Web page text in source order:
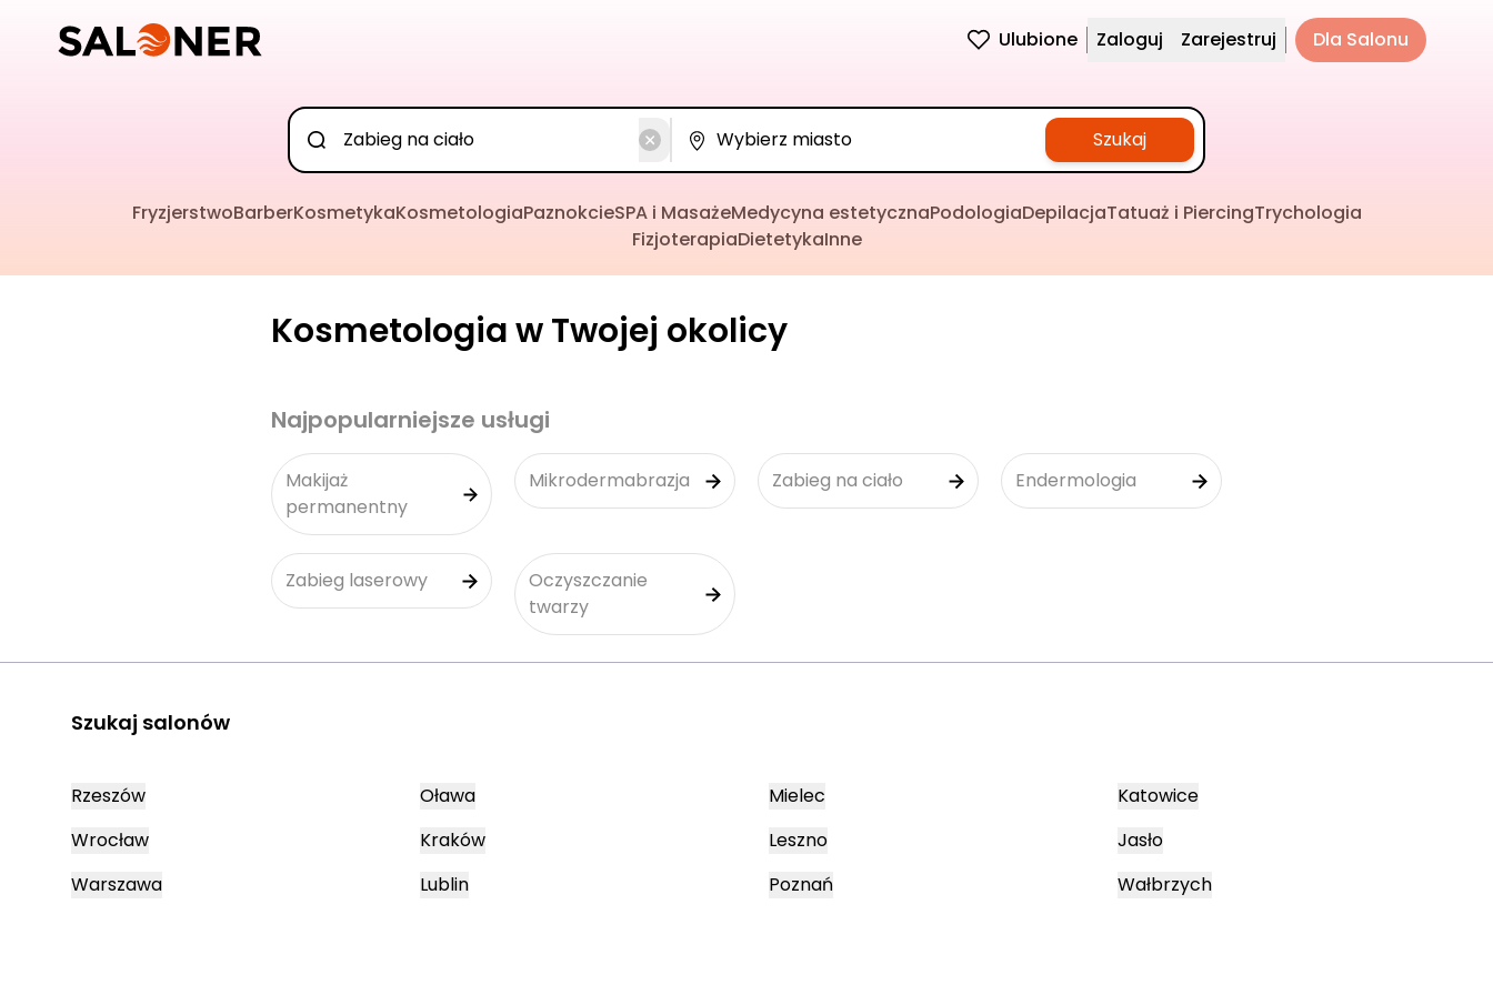
Ulubione Zaloguj Zarejestruj Dla Salonu
Szukaj
FryzjerstwoBarberKosmetykaKosmetologiaPaznokcieSPA i MasażeMedycyna estetycznaPodologiaDepilacjaTatuaż i PiercingTrychologia
FizjoterapiaDietetykaInne
Kosmetologia w Twojej okolicy
Najpopularniejsze usługi
Makijaż
permanentny
Mikrodermabrazja Zabieg na ciało Endermologia
Zabieg laserowy
Oczyszczanie
twarzy
Szukaj salonów
Rzeszów
Wrocław
Warszawa
Oława
Kraków
Lublin
Mielec
Leszno
Poznań
Katowice
Jasło
Wałbrzych